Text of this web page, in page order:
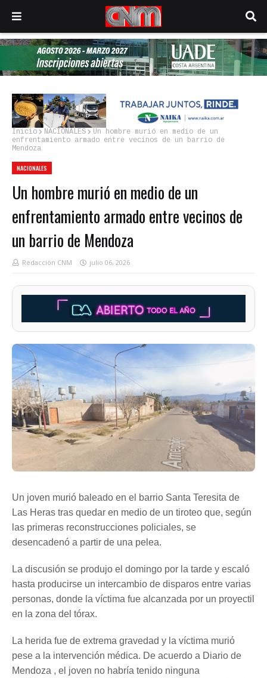
Inicio NACIONALES
Un hombre murió en medio de un
enfrentamiento armado entre vecinos de un barrio de
Mendoza
NACIONALES
Un hombre murió en medio de un
enfrentamiento armado entre vecinos de
un barrio de Mendoza
Redacción CNM julio 06, 2026
Un joven murió baleado en el barrio Santa Teresita de
Las Heras tras quedar en medio de un tiroteo que, según
las primeras reconstrucciones policiales, se
desencadenó a partir de una pelea.
La discusión se produjo el domingo por la tarde y escaló
hasta producirse un intercambio de disparos entre varias
personas, donde la víctima fue alcanzada por un proyectil
en la zona del tórax.
La herida fue de extrema gravedad y la víctima murió
pese a la intervención médica. De acuerdo a Diario de
Mendoza , el joven no habría tenido ninguna